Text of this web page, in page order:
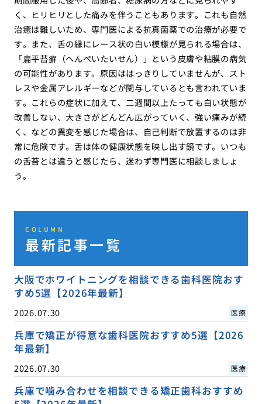
く、ヒリヒリとした痛みを伴うこともあります。これも自然
治癒は難しいため、専門医による抗真菌薬での治療が必要で
す。また、舌の縁にレース状の白い模様が見られる場合は、
「扁平苔癬（へんぺいたいせん）」という皮膚や粘膜の病気
の可能性があります。原因ははっきりしていませんが、スト
レスや金属アレルギーなどが関与しているとも言われていま
す。これらの症状に加えて、二週間以上たっても白い状態が
改善しない、大きさがどんどん広がっていく、強い痛みが続
く、などの異変を感じた場合は、自己判断で放置するのは非
常に危険です。舌は体の健康状態を映し出す鏡です。いつも
の舌苔とは違うと感じたら、迷わず専門医に相談しましょ
う。
COLUMN
最新記事一覧
大阪でホワイトニングを相談できる歯科医院おす
すめ5選【2026年最新】
2026.07.30 医療
兵庫で矯正が得意な歯科医院おすすめ5選【2026
年最新】
2026.07.30 医療
兵庫で噛み合わせを相談できる矯正歯科おすすめ